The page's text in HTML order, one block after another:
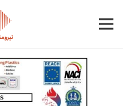
HD20